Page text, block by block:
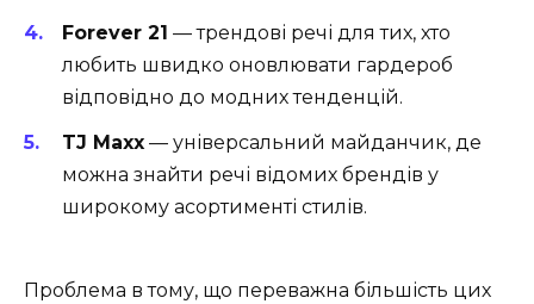
Forever 21 — трендові речі для тих, хто
любить швидко оновлювати гардероб
відповідно до модних тенденцій.
TJ Maxx — універсальний майданчик, де
можна знайти речі відомих брендів у
широкому асортименті стилів.
Проблема в тому, що переважна більшість цих